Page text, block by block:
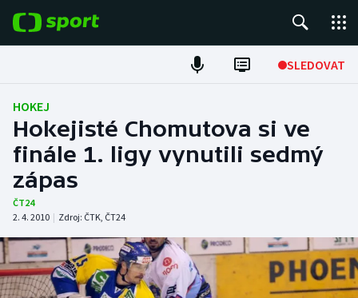
SLEDOVAT
Fotbal
Hokej
Tenis
Atletika
Cyklistika
DALŠÍ SPORTY
HOKEJ
Hokejisté Chomutova si ve
finále 1. ligy vynutili sedmý
zápas
ČT24
2. 4. 2010 | Zdroj: ČTK, ČT24